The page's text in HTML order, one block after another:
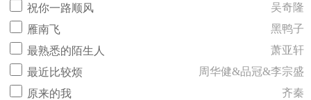
祝你一路顺风
吴奇隆
雁南飞
黑鸭子
最熟悉的陌生人
萧亚轩
最近比较烦
周华健&品冠&李宗盛
原来的我
齐秦